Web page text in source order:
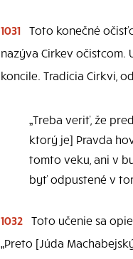
1031 Toto konečné
nazýva Cirkev očistcom.
koncile. Tradícia Cirkvi,
„Treba veriť, že
ktorý je] Pravda
tomto veku, ani v
byť odpustené v
1032 Toto učenie sa
„Preto [Júda